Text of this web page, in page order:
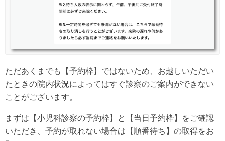
ただあくまでも【予約枠】ではないため、お越しいただい
たときの院内状況によってはすぐ診察のご案内ができない
ことがございます。
まずは【小児科診察の予約枠】と【当日予約枠】をご確認
いただき、予約が取れない場合は【順番待ち】の取得をお